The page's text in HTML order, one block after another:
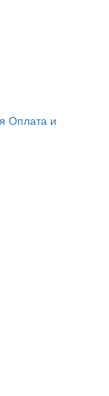
Оплата и